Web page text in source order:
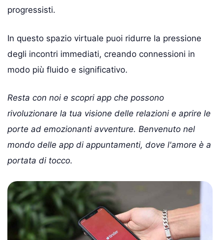
progressisti.
In questo spazio virtuale puoi ridurre la pressione
degli incontri immediati, creando connessioni in
modo più fluido e significativo.
Resta con noi e scopri app che possono
rivoluzionare la tua visione delle relazioni e aprire le
porte ad emozionanti avventure. Benvenuto nel
mondo delle app di appuntamenti, dove l'amore è a
portata di tocco.